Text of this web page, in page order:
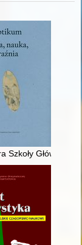
Szkoły Głównej